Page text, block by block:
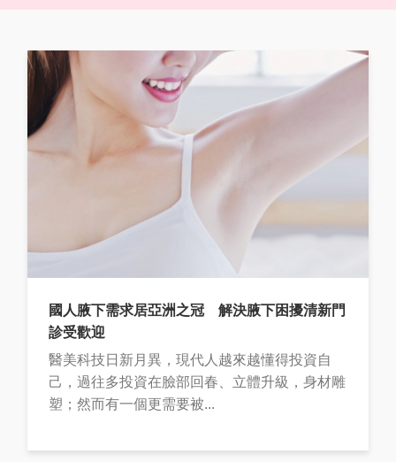
國人腋下需求居亞洲之冠 解決腋下困擾清新門
診受歡迎
醫美科技日新月異，現代人越來越懂得投資自
己，過往多投資在臉部回春、立體升級，身材雕
塑；然而有一個更需要被...